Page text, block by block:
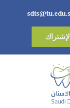
الإشتراك